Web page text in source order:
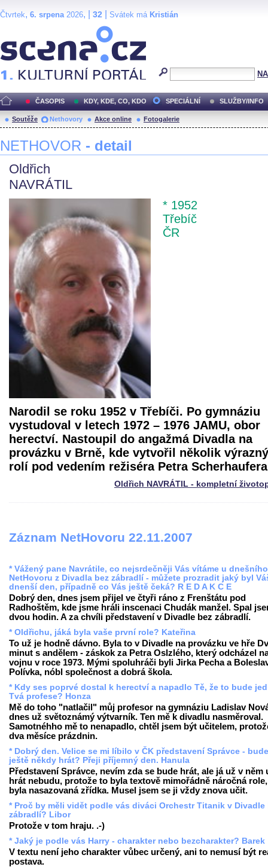
Čtvrtek, 6. srpena2026, | 32 Svátek má Kristián
ČASOPIS KDY, KDE, CO, KDO SPECIÁLNÍ SLUŽBY/INFO
Soutěže Nethovory Akce online Fotogalerie
NETHOVOR - detail
Oldřich
NAVRÁTIL
* 1952
Třebíč
ČR
Narodil se roku 1952 v Třebíči. Po gymnáziu
vystudoval v letech 1972 – 1976 JAMU, obor
herectví. Nastoupil do angažmá Divadla na
provázku v Brně, kde vytvořil několik
rolí pod vedením režiséra Petra
Oldřich NAVRÁTIL - kompletní
Záznam NetHovoru 22.11.2007
* Vážený pane Navrátile, co nejsrdečněji Vás vítáme u dnešního
NetHovoru z Divadla bez zábradlí - můžete prozradit jaký byl
dnenší den, případně co Vás ještě čeká? R E D A K C E
Dobrý den, dnes jsem přijel ve čtyři ráno z Frenštátu pod
Radhoštěm, kde jsme hráli inscenaci Chudák manžel. Spal
dvou hodin. A za chvíli představení v Divadle bez zábradlí.
* Oldřichu, jáká byla vaše první role? Kateřina
To už je hodně dávno. Byla to v Divadle na provázku ve hře
minut s andělem - záskok za Petra Oslzlého, který odcházel
vojnu v roce 1973. Mými spoluhráči byli Jirka Pecha a
Polívka, nóbl společnost a dobrá škola.
* Kdy ses poprvé dostal k herectví a napadlo Tě, že to bude
Tvá profese? Honza
Mě do toho "natlačil" můj profesor na gymnáziu Ladislav
dnes už světoznámý výtvarník. Ten mě k divadlu nasměroval.
Samotnéhho mě to nenapadlo, chtěl jsem být učitelem,
dva měsíce prázdnin.
* Dobrý den. Velice se mi líbilo v ČK představení Správce -
ještě někdy hrát? Přeji příjemný den. Hanula
Představení Správce, nevím zda se bude hrát, ale já už v něm
hrát nebudu, protože to byla textově mimořádně náročná
byla nasazovaná zřídka. Musel jsem se ji vždy znova učit.
* Proč by měli vidět podle vás diváci Orchestr Titanik v Divadle
zábradlí? Libor
Protože v tom hraju. .-)
* Jaký je podle vás Harry - charakter nebo bezcharakter? Barek
V textu není jeho charakter vůbec určený, ani to nemusí být
postava.